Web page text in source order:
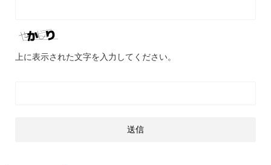
上に表示された文字を入力してください。